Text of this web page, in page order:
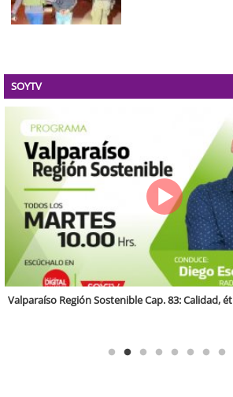
SOYTV